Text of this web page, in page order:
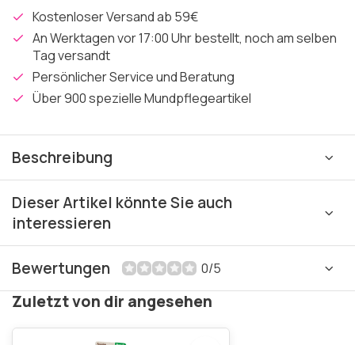
Kostenloser Versand ab 59€
An Werktagen vor 17:00 Uhr bestellt, noch am selben
Tag versandt
Persönlicher Service und Beratung
Über 900 spezielle Mundpflegeartikel
Beschreibung
Dieser Artikel könnte Sie auch
interessieren
Bewertungen 0/5
Zuletzt von dir angesehen